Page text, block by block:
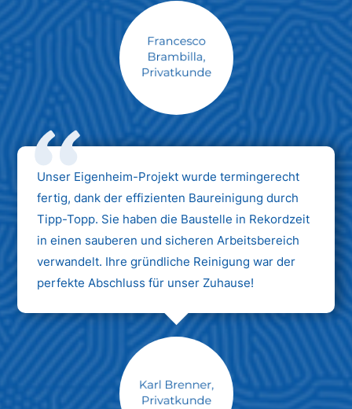
Max Mustermann
Unternehmen AG
Unser Eigenheim-Projekt wurde termingerecht
fertig, dank der effizienten Baureinigung durch
Tipp-Topp. Sie haben die Baustelle in Rekordzeit
in einen sauberen und sicheren Arbeitsbereich
verwandelt. Ihre gründliche Reinigung war der
perfekte Abschluss für unser Zuhause!